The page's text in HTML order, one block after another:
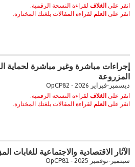
انقر على الغلاف لقراءة النسخة الرقمية.
انقر على العلم لقراءة المقالات بلغتك المختارة.
إجراءات مباشرة وغير مباشرة لحماية
المزروعة
ديسمبر-فبراير 2026 - OpCP82
انقر على الغلاف لقراءة النسخة الرقمية.
انقر على العلم لقراءة المقالات بلغتك المختارة.
الآثار الاقتصادية والاجتماعية للغابات
سبتمبر-نوفمبر 2025 - OpCP81